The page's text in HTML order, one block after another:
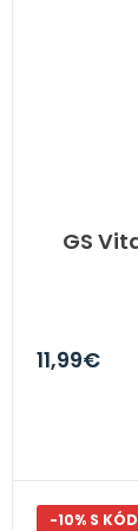
GS
11,99€
-10% S